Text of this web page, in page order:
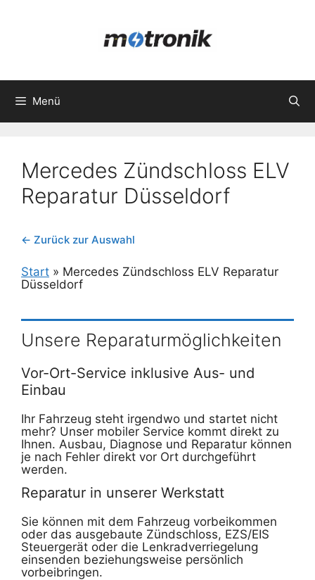
Menü
Mercedes Zündschloss ELV
Reparatur Düsseldorf
← Zurück zur Auswahl
Start » Mercedes Zündschloss ELV Reparatur
Düsseldorf
Unsere Reparaturmöglichkeiten
Vor-Ort-Service inklusive Aus- und
Einbau
Ihr Fahrzeug steht irgendwo und startet nicht
mehr? Unser mobiler Service kommt direkt zu
Ihnen. Ausbau, Diagnose und Reparatur können
je nach Fehler direkt vor Ort durchgeführt
werden.
Reparatur in unserer Werkstatt
Sie können mit dem Fahrzeug vorbeikommen
oder das ausgebaute Zündschloss, EZS/EIS
Steuergerät oder die Lenkradverriegelung
einsenden beziehungsweise persönlich
vorbeibringen.